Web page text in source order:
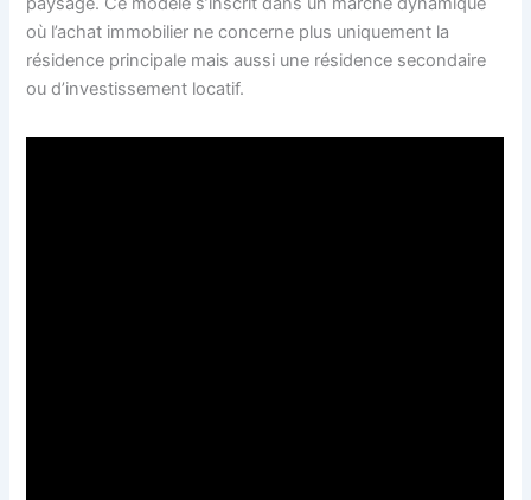
où l’achat immobilier ne concerne plus uniquement la
résidence principale mais aussi une résidence secondaire
ou d’investissement locatif.